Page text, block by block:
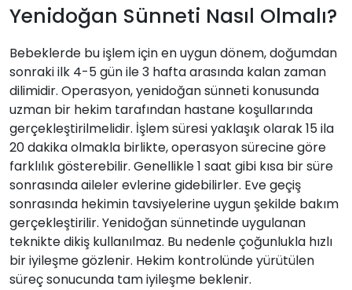
Yenidoğan Sünneti Nasıl Olmalı?
Bebeklerde bu işlem için en uygun dönem, doğumdan
sonraki ilk 4-5 gün ile 3 hafta arasında kalan zaman
dilimidir. Operasyon, yenidoğan sünneti konusunda
uzman bir hekim tarafından hastane koşullarında
gerçekleştirilmelidir. İşlem süresi yaklaşık olarak 15 ila
20 dakika olmakla birlikte, operasyon sürecine göre
farklılık gösterebilir. Genellikle 1 saat gibi kısa bir süre
sonrasında aileler evlerine gidebilirler. Eve geçiş
sonrasında hekimin tavsiyelerine uygun şekilde bakım
gerçekleştirilir. Yenidoğan sünnetinde uygulanan
teknikte dikiş kullanılmaz. Bu nedenle çoğunlukla hızlı
bir iyileşme gözlenir. Hekim kontrolünde yürütülen
süreç sonucunda tam iyileşme beklenir.